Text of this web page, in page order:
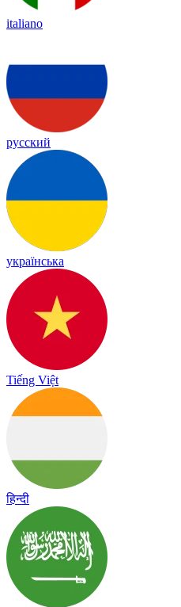
italiano
русский
українська
Tiếng Việt
हिन्दी